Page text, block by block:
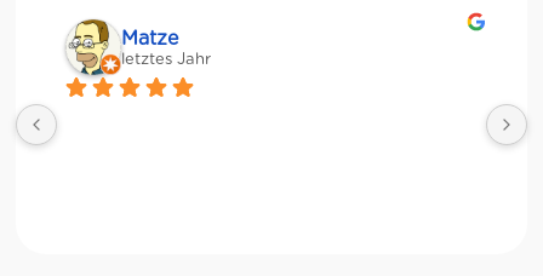
Matze
letztes Jahr